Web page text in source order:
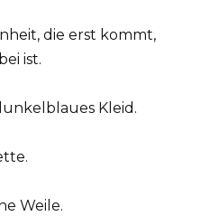
die erst kommt,
ist.
Kleid.
Weile.